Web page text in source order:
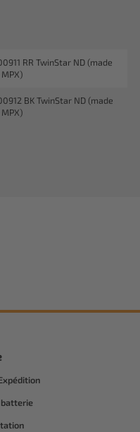
RR TwinStar ND (made
BK TwinStar ND (made
batterie